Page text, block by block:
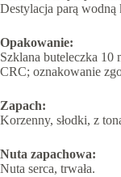
Destylacja parą wodną
Opakowanie:
Szklana buteleczka 10
CRC; oznakowanie
Zapach:
Korzenny, słodki, z
Nuta zapachowa:
Nuta serca, trwała.